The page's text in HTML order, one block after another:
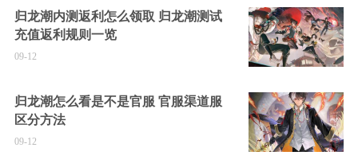
归龙潮内测返利怎么领取 归龙潮测试
充值返利规则一览
09-12
归龙潮怎么看是不是官服 官服渠道服
区分方法
09-12